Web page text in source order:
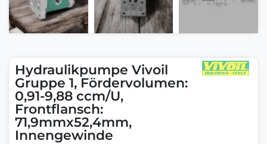
Hydraulikpumpe Vivoil
Gruppe 1, Fördervolumen:
0,91-9,88 ccm/U,
Frontflansch:
71,9mmx52,4mm,
Innengewinde